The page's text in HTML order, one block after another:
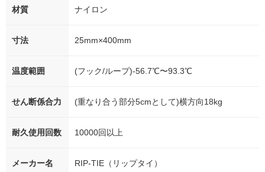
材質 ナイロン
寸法 25mm×400mm
温度範囲 (フック/ループ)-56.7℃〜93.3℃
せん断係合力 (重なり合う部分5cmとして)横方向18kg
耐久使用回数 10000回以上
メーカー名 RIP-TIE（リップタイ）